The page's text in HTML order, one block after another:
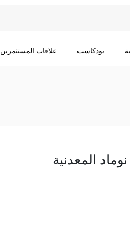
بودكاست علاقات المستثمرين
المعدنية